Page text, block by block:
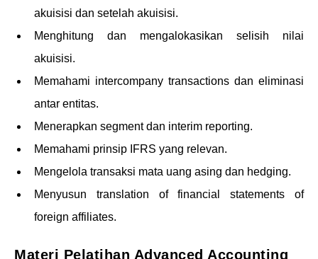
akuisisi dan setelah akuisisi.
Menghitung dan mengalokasikan selisih nilai
akuisisi.
Memahami intercompany transactions dan eliminasi
antar entitas.
Menerapkan segment dan interim reporting.
Memahami prinsip IFRS yang relevan.
Mengelola transaksi mata uang asing dan hedging.
Menyusun translation of financial statements of
foreign affiliates.
Materi Pelatihan Advanced Accounting